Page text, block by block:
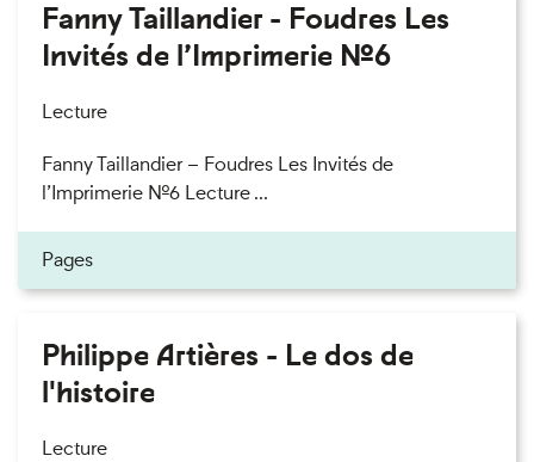
Fanny Taillandier - Foudres Les
Invités de l’Imprimerie n°6
Lecture
Fanny Taillandier – Foudres Les Invités de
l’Imprimerie n°6 Lecture ...
Pages
Philippe Artières - Le dos de
l'histoire
Lecture